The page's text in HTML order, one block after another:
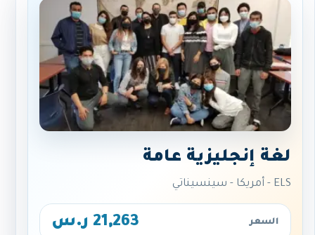
لغة إنجليزية عامة
ELS - أمريكا - سينسيناتي
السعر 21,263 ر.س